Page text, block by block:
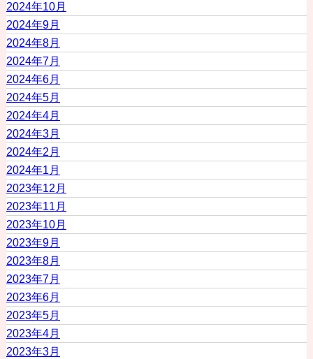
2024年10月
2024年9月
2024年8月
2024年7月
2024年6月
2024年5月
2024年4月
2024年3月
2024年2月
2024年1月
2023年12月
2023年11月
2023年10月
2023年9月
2023年8月
2023年7月
2023年6月
2023年5月
2023年4月
2023年3月